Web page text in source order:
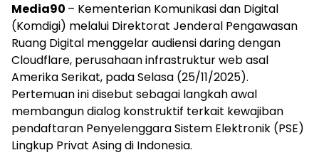
Media90 – Kementerian Komunikasi dan Digital
(Komdigi) melalui Direktorat Jenderal Pengawasan
Ruang Digital menggelar audiensi daring dengan
Cloudflare, perusahaan infrastruktur web asal
Amerika Serikat, pada Selasa (25/11/2025).
Pertemuan ini disebut sebagai langkah awal
membangun dialog konstruktif terkait kewajiban
pendaftaran Penyelenggara Sistem Elektronik (PSE)
Lingkup Privat Asing di Indonesia.